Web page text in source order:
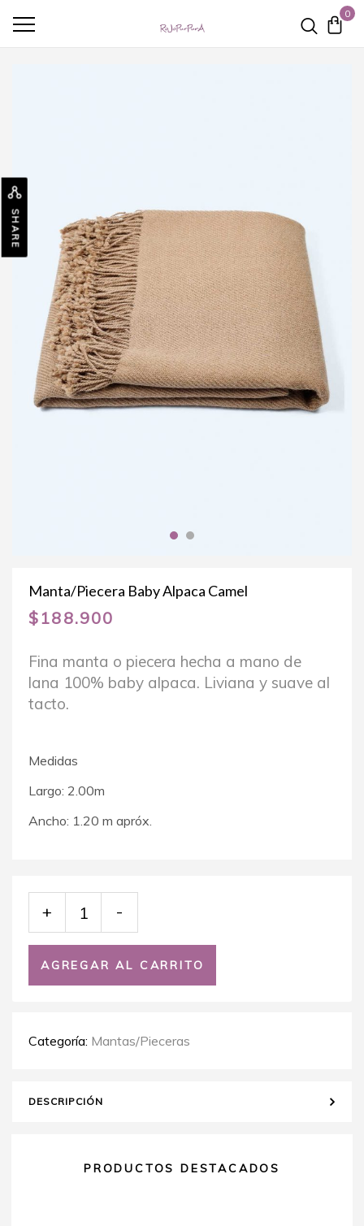
0
Manta/Piecera Baby Alpaca Camel
$188.900
Fina manta o piecera hecha a mano de
lana 100% baby alpaca. Liviana y suave al
tacto.
Medidas
Largo: 2.00m
Ancho: 1.20 m apróx.
+ -
AGREGAR AL CARRITO
Categoría: Mantas/Pieceras
DESCRIPCIÓN
PRODUCTOS DESTACADOS
SHARE